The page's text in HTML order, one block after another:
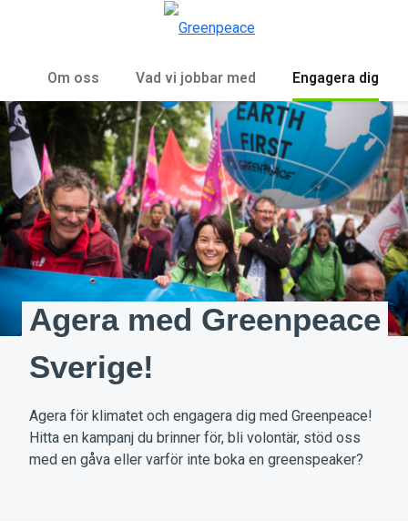
Om oss Vad vi jobbar med Engagera dig
Agera med Greenpeace
Sverige!
Agera för klimatet och engagera dig med Greenpeace!
Hitta en kampanj du brinner för, bli volontär, stöd oss
med en gåva eller varför inte boka en greenspeaker?